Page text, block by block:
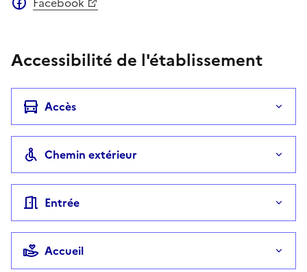
Accessibilité de l'établissement
Accès
Chemin extérieur
Entrée
Accueil